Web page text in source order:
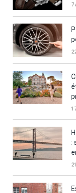
7
: